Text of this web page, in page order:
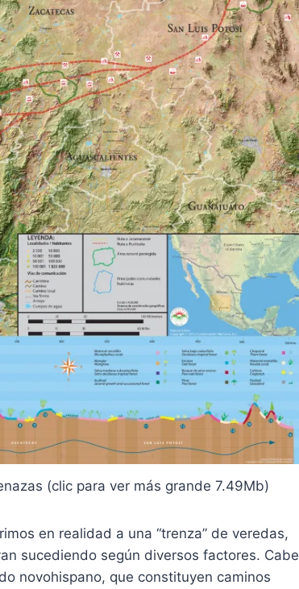
(clic para ver más grande 7.49Mb)
en realidad a una “trenza” de veredas,
sucediendo según diversos factores. Cabe
novohispano, que constituyen caminos